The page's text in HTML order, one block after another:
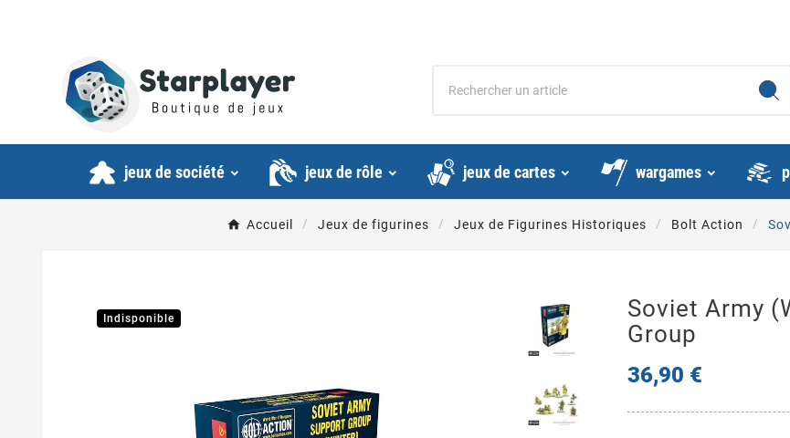
jeux de société jeux de rôle jeux de cartes wargames
Accueil Jeux de figurines Jeux de Figurines Historiques Bolt Action
Indisponible
Soviet Army
Group
36,90 €